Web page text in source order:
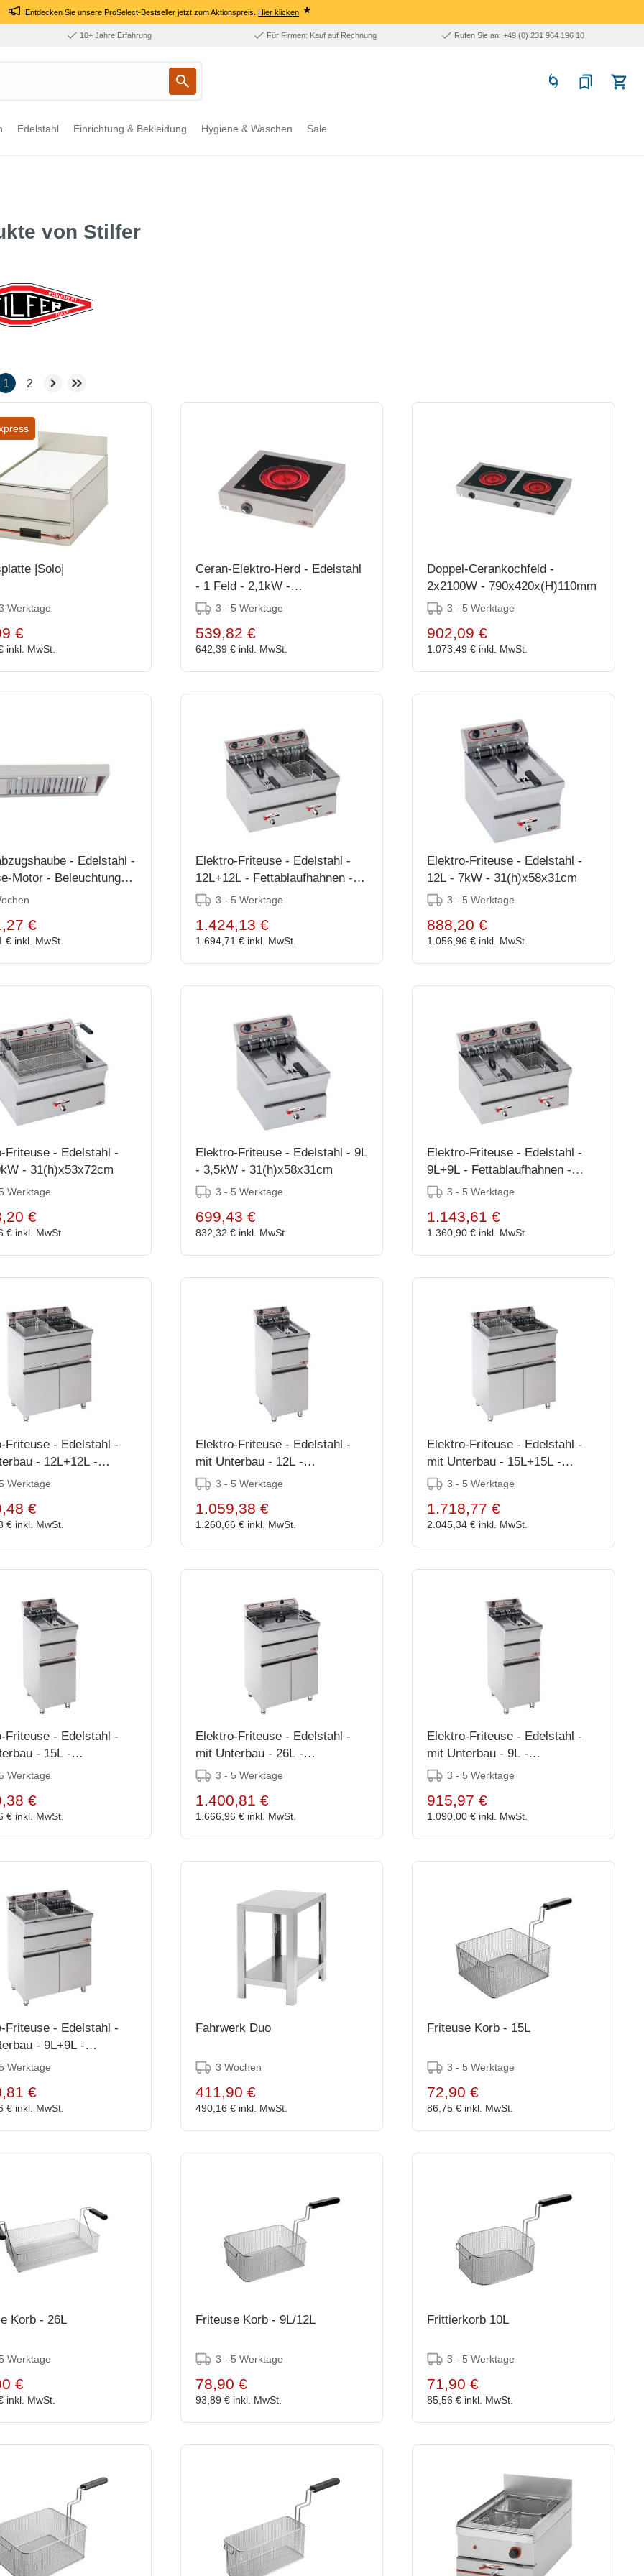
Entdecken Sie unsere ProSelect-Bestseller jetzt zum Aktionspreis.Hier klicken *
10+ Jahre Erfahrung Für Firmen: Kauf auf Rechnung Rufen Sie an: +49 (0) 231 964 196 10
Edelstahl Einrichtung & Bekleidung Hygiene & Waschen Sale
von Stilfer
1 2
|Solo|
Werktage
€
inkl. MwSt.
Ceran-Elektro-Herd - Edelstahl
- 1 Feld - 2,1kW -
11(h)x42x42cm
3 - 5 Werktage
539,82 €
642,39 € inkl. MwSt.
Doppel-Cerankochfeld -
2x2100W - 790x420x(H)110mm
3 - 5 Werktage
902,09 €
1.073,49 € inkl. MwSt.
- Edelstahl -
Motor - Beleuchtung -
€
€ inkl. MwSt.
Elektro-Friteuse - Edelstahl -
12L+12L - Fettablaufhahnen -
31(h)x58x72cm
3 - 5 Werktage
1.424,13 €
1.694,71 € inkl. MwSt.
Elektro-Friteuse - Edelstahl -
12L - 7kW - 31(h)x58x31cm
3 - 5 Werktage
888,20 €
1.056,96 € inkl. MwSt.
Friteuse - Edelstahl -
- 31(h)x53x72cm
Werktage
€
€ inkl. MwSt.
Elektro-Friteuse - Edelstahl - 9L
- 3,5kW - 31(h)x58x31cm
3 - 5 Werktage
699,43 €
832,32 € inkl. MwSt.
Elektro-Friteuse - Edelstahl -
9L+9L - Fettablaufhahnen -
31(h)x58x72cm
3 - 5 Werktage
1.143,61 €
1.360,90 € inkl. MwSt.
Friteuse - Edelstahl -
- 12L+12L -
Werktage
€
€ inkl. MwSt.
Elektro-Friteuse - Edelstahl -
mit Unterbau - 12L -
87(h)x58x31cm
3 - 5 Werktage
1.059,38 €
1.260,66 € inkl. MwSt.
Elektro-Friteuse - Edelstahl -
mit Unterbau - 15L+15L -
87(h)x58x72cm
3 - 5 Werktage
1.718,77 €
2.045,34 € inkl. MwSt.
Friteuse - Edelstahl -
- 15L -
Werktage
€
€ inkl. MwSt.
Elektro-Friteuse - Edelstahl -
mit Unterbau - 26L -
87(h)x53x72cm
3 - 5 Werktage
1.400,81 €
1.666,96 € inkl. MwSt.
Elektro-Friteuse - Edelstahl -
mit Unterbau - 9L -
87(h)x58x37cm
3 - 5 Werktage
915,97 €
1.090,00 € inkl. MwSt.
Friteuse - Edelstahl -
- 9L+9L -
Werktage
€
€ inkl. MwSt.
Fahrwerk Duo
3 Wochen
411,90 €
490,16 € inkl. MwSt.
Friteuse Korb - 15L
3 - 5 Werktage
72,90 €
86,75 € inkl. MwSt.
Korb - 26L
Werktage
€
inkl. MwSt.
Friteuse Korb - 9L/12L
3 - 5 Werktage
78,90 €
93,89 € inkl. MwSt.
Frittierkorb 10L
3 - 5 Werktage
71,90 €
85,56 € inkl. MwSt.